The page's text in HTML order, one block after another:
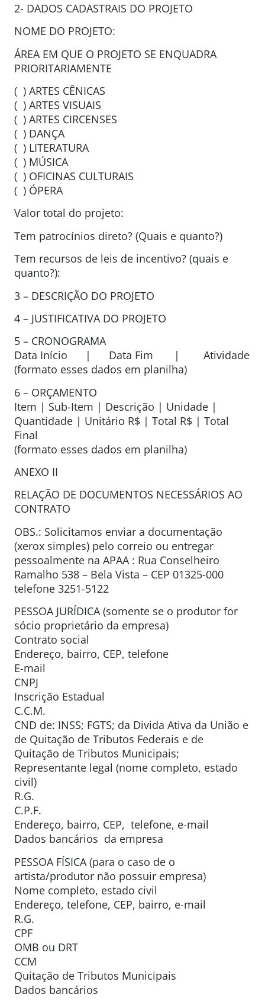
2- DADOS CADASTRAIS DO PROJETO
NOME DO PROJETO:
ÁREA EM QUE O PROJETO SE ENQUADRA
PRIORITARIAMENTE
( ) ARTES CÊNICAS
( ) ARTES VISUAIS
( ) ARTES CIRCENSES
( ) DANÇA
( ) LITERATURA
( ) MÚSICA
( ) OFICINAS CULTURAIS
( ) ÓPERA
Valor total do projeto:
Tem patrocínios direto? (Quais e quanto?)
Tem recursos de leis de incentivo? (quais e
quanto?):
3 – DESCRIÇÃO DO PROJETO
4 – JUSTIFICATIVA DO PROJETO
5 – CRONOGRAMA
Data Início | Data Fim | Atividade
(formato esses dados em planilha)
6 – ORÇAMENTO
Item | Sub-Item | Descrição | Unidade |
Quantidade | Unitário R$ | Total R$ | Total
Final
(formato esses dados em planilha)
ANEXO II
RELAÇÃO DE DOCUMENTOS NECESSÁRIOS AO
CONTRATO
OBS.: Solicitamos enviar a documentação
(xerox simples) pelo correio ou entregar
pessoalmente na APAA : Rua Conselheiro
Ramalho 538 – Bela Vista – CEP 01325-000
telefone 3251-5122
PESSOA JURÍDICA (somente se o produtor for
sócio proprietário da empresa)
Contrato social
Endereço, bairro, CEP, telefone
E-mail
CNPJ
Inscrição Estadual
C.C.M.
CND de: INSS; FGTS; da Divida Ativa da União e
de Quitação de Tributos Federais e de
Quitação de Tributos Municipais;
Representante legal (nome completo, estado
civil)
R.G.
C.P.F.
Endereço, bairro, CEP, telefone, e-mail
Dados bancários da empresa
PESSOA FÍSICA (para o caso de o
artista/produtor não possuir empresa)
Nome completo, estado civil
Endereço, telefone, CEP, bairro, e-mail
R.G.
CPF
OMB ou DRT
CCM
Quitação de Tributos Municipais
Dados bancários